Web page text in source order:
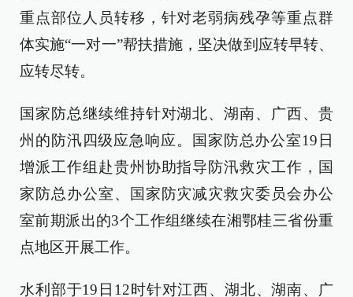
重点部位人员转移，针对老弱病残孕等重点群
体实施“一对一”帮扶措施，坚决做到应转早转、
应转尽转。
国家防总继续维持针对湖北、湖南、广西、贵
州的防汛四级应急响应。国家防总办公室19日
增派工作组赴贵州协助指导防汛救灾工作，国
家防总办公室、国家防灾减灾救灾委员会办公
室前期派出的3个工作组继续在湘鄂桂三省份重
点地区开展工作。
水利部于19日12时针对江西、湖北、湖南、广